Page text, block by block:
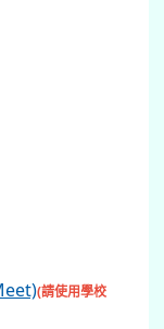
(請使用學校